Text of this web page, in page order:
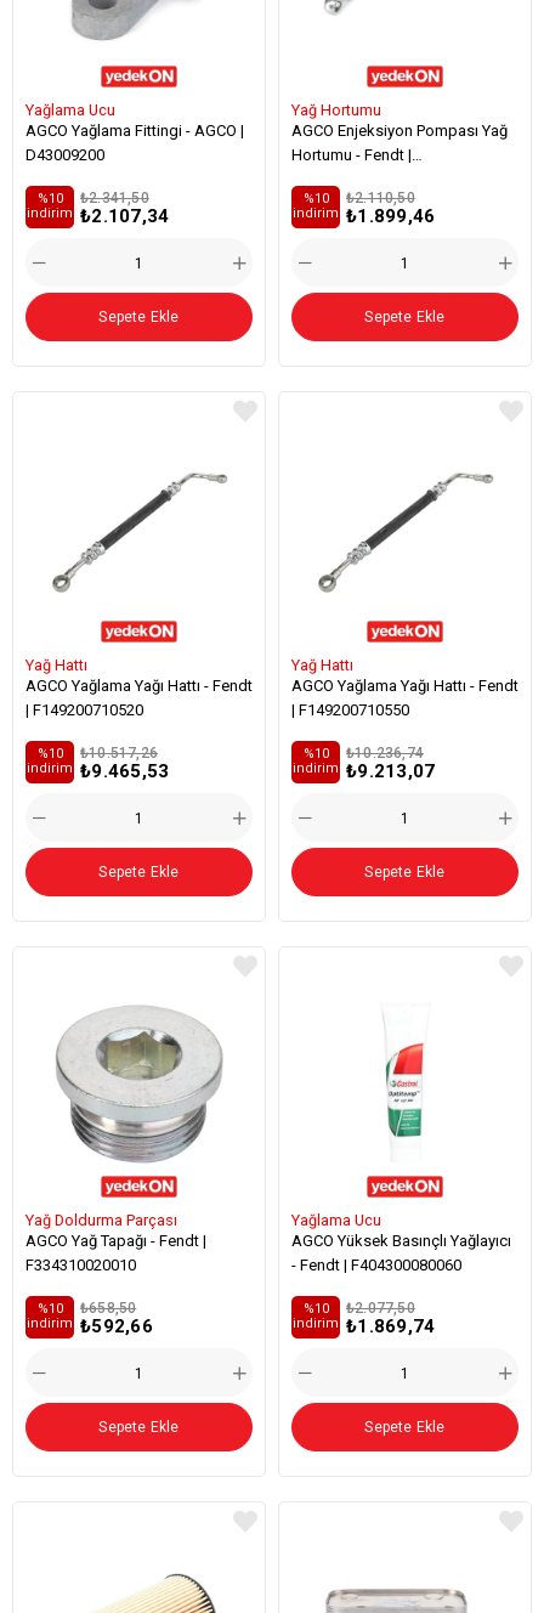
Yağlama Ucu
AGCO Yağlama Fittingi - AGCO |
D43009200
₺2.107,34
₺2.341,50
%10
i̇ndirim
Sepete Ekle
Yağ Hortumu
AGCO Enjeksiyon Pompası Yağ
Hortumu - Fendt |
₺1.899,46
₺2.110,50
%10
i̇ndirim
Sepete Ekle
Yağ Hattı
AGCO Yağlama Yağı Hattı - Fendt
| F149200710520
₺9.465,53
₺10.517,26
%10
i̇ndirim
Sepete Ekle
Yağ Hattı
AGCO Yağlama Yağı Hattı - Fendt
| F149200710550
₺9.213,07
₺10.236,74
%10
i̇ndirim
Sepete Ekle
Yağ Doldurma Parçası
AGCO Yağ Tapağı - Fendt |
F334310020010
₺592,66
₺658,50
%10
i̇ndirim
Sepete Ekle
Yağlama Ucu
AGCO Yüksek Basınçlı Yağlayıcı
- Fendt | F404300080060
₺1.869,74
₺2.077,50
%10
i̇ndirim
Sepete Ekle